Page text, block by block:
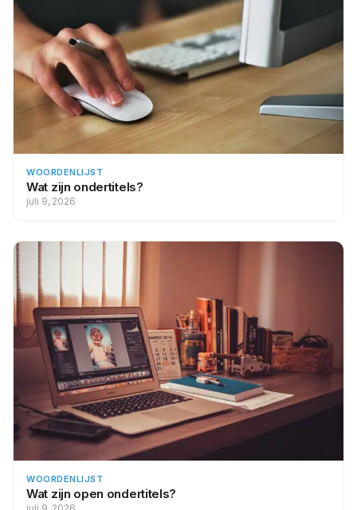
WOORDENLIJST
Wat zijn ondertitels?
juli 9, 2026
WOORDENLIJST
Wat zijn open ondertitels?